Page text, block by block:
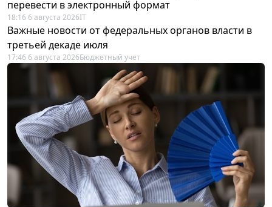
перевести в электронный формат
18:16 6 августа 2026IT
Важные новости от федеральных органов власти в
третьей декаде июля
17:46 6 августа 2026Бюджетный учет